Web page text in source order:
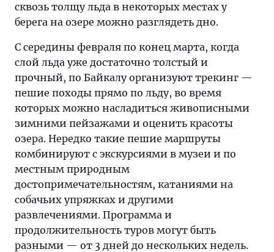
сквозь толщу льда в некоторых местах у
берега на озере можно разглядеть дно.
С середины февраля по конец марта, когда
слой льда уже достаточно толстый и
прочный, по Байкалу организуют трекинг —
пешие походы прямо по льду, во время
которых можно насладиться живописными
зимними пейзажами и оценить красоты
озера. Нередко такие пешие маршруты
комбинируют с экскурсиями в музеи и по
местным природным
достопримечательностям, катаниями на
собачьих упряжках и другими
развлечениями. Программа и
продолжительность туров могут быть
разными — от 3 дней до нескольких недель.